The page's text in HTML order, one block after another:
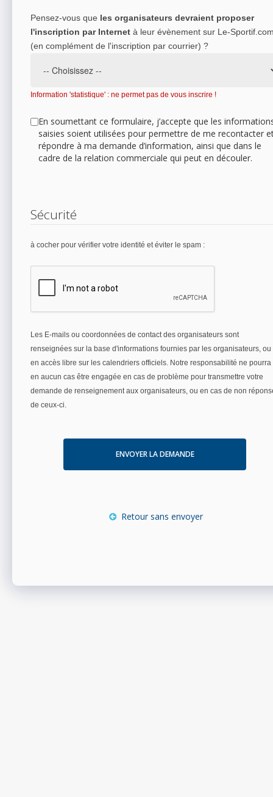
Pensez-vous que les organisateurs devraient proposer
l'inscription par Internet à leur évènement sur Le-
(en complément de l'inscription par courrier) ?
Information 'statistique' : ne permet pas de vous inscrire !
En soumettant ce formulaire, j’accepte que les
saisies soient utilisées pour permettre de me recontacter
répondre à ma demande d’information, ainsi que dans le
cadre de la relation commerciale qui peut en découler.
Sécurité
à cocher pour vérifier votre identité et éviter le spam :
Les E-mails ou coordonnées de contact des organisateurs sont
renseignées sur la base d'informations fournies par les organisateurs, ou
en accès libre sur les calendriers officiels. Notre responsabilité ne pourra
en aucun cas être engagée en cas de problème pour transmettre votre
demande de renseignement aux organisateurs, ou en cas de non
de ceux-ci.
ENVOYER LA DEMANDE
Retour sans envoyer